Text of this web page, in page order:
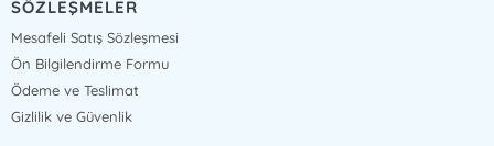
SÖZLEŞMELER
Mesafeli Satış Sözleşmesi
Ön Bilgilendirme Formu
Ödeme ve Teslimat
Gizlilik ve Güvenlik